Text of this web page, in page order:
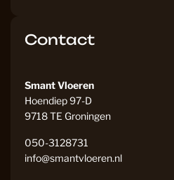
Contact
Smant Vloeren
Hoendiep 97-D
9718 TE Groningen
050-3128731
info@smantvloeren.nl